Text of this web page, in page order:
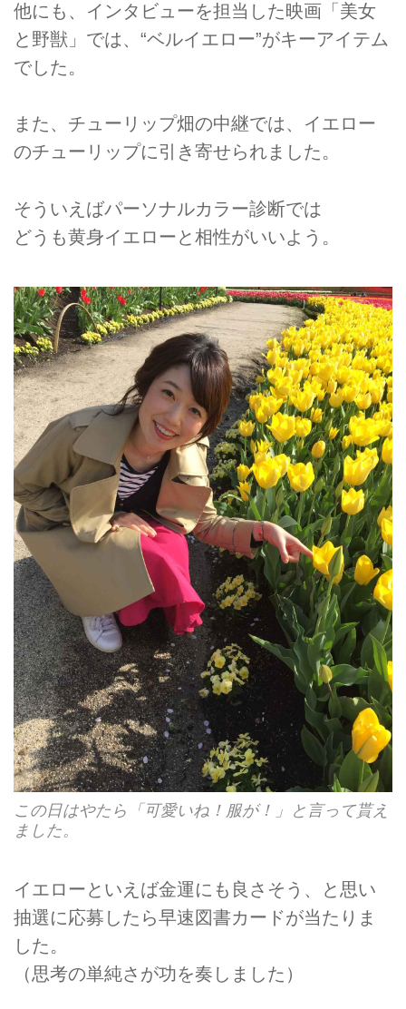
他にも、インタビューを担当した映画「美女
と野獣」では、“ベルイエロー”がキーアイテム
でした。
また、チューリップ畑の中継では、イエロー
のチューリップに引き寄せられました。
そういえばパーソナルカラー診断では
どうも黄身イエローと相性がいいよう。
この日はやたら「可愛いね！服が！」と言って貰え
ました。
イエローといえば金運にも良さそう、と思い
抽選に応募したら早速図書カードが当たりま
した。
（思考の単純さが功を奏しました）